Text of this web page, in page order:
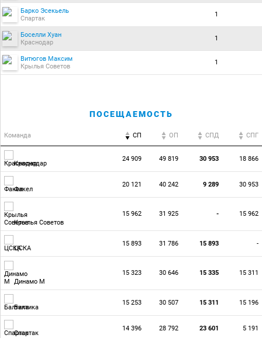
Барко Эсекьель
Спартак
1
Боселли Хуан
Краснодар
1
Витюгов Максим
Крылья Советов
1
ПОСЕЩАЕМОСТЬ
Команда СП ОП CПД CПГ
Краснодар
24 909 49 819 30 953 18 866
Факел
20 121 40 242 9 289 30 953
Крылья Советов
15 962 31 925 - 15 962
ЦСКА
15 893 31 786 15 893 -
Динамо М
15 323 30 646 15 335 15 311
Балтика
15 253 30 507 15 311 15 196
Спартак
14 396 28 792 23 601 5 191